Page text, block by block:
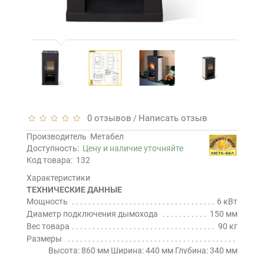
0 отзывов / Написать отзыв
Производитель Метабел
Доступность: Цену и наличие уточняйте
Код товара: 132
Характеристики
ТЕХНИЧЕСКИЕ ДАННЫЕ
Мощность
6 кВт
Диаметр подключения дымохода
150 мм
Вес товара
90 кг
Размеры
Высота: 860 мм Ширина: 440 мм Глубина: 340 мм